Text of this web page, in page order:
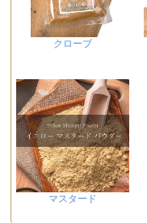
クローブ
マスタード